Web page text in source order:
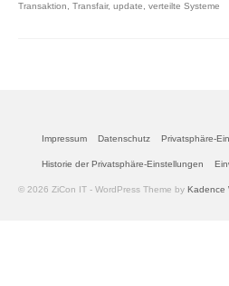
Transaktion
Transfair, update verteilte Systeme
Impressum Datenschutz Privatsphäre-
Historie der Privatsphäre-Einstellungen
© 2026 ZiCon IT - WordPress Theme by Kadence